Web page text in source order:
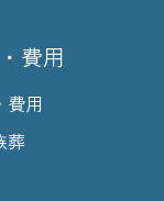
費用
費用
葬